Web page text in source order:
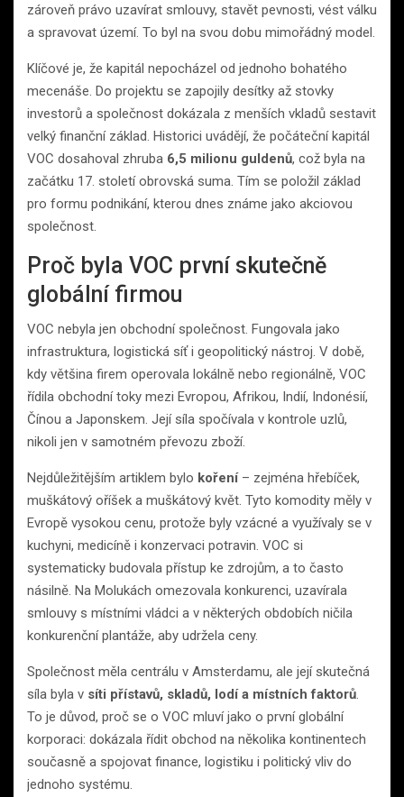
zároveň právo uzavírat smlouvy, stavět pevnosti, vést válku
a spravovat území. To byl na svou dobu mimořádný model.
Klíčové je, že kapitál nepocházel od jednoho bohatého
mecenáše. Do projektu se zapojily desítky až stovky
investorů a společnost dokázala z menších vkladů sestavit
velký finanční základ. Historici uvádějí, že počáteční kapitál
VOC dosahoval zhruba 6,5 milionu guldenů, což byla na
začátku 17. století obrovská suma. Tím se položil základ
pro formu podnikání, kterou dnes známe jako akciovou
společnost.
Proč byla VOC první skutečně
globální firmou
VOC nebyla jen obchodní společnost. Fungovala jako
infrastruktura, logistická síť i geopolitický nástroj. V době,
kdy většina firem operovala lokálně nebo regionálně, VOC
řídila obchodní toky mezi Evropou, Afrikou, Indií, Indonésií,
Čínou a Japonskem. Její síla spočívala v kontrole uzlů,
nikoli jen v samotném převozu zboží.
Nejdůležitějším artiklem bylo koření– zejména hřebíček,
muškátový oříšek a muškátový květ. Tyto komodity měly v
Evropě vysokou cenu, protože byly vzácné a využívaly se v
kuchyni, medicíně i konzervaci potravin. VOC si
systematicky budovala přístup ke zdrojům, a to často
násilně. Na Molukách omezovala konkurenci, uzavírala
smlouvy s místními vládci a v některých obdobích ničila
konkurenční plantáže, aby udržela ceny.
Společnost měla centrálu v Amsterdamu, ale její skutečná
síla byla v síti přístavů, skladů, lodí a místních faktorů.
To je důvod, proč se o VOC mluví jako o první globální
korporaci: dokázala řídit obchod na několika kontinentech
současně a spojovat finance, logistiku i politický vliv do
jednoho systému.